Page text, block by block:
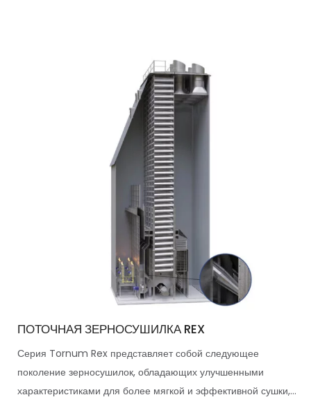
ПОТОЧНАЯ ЗЕРНОСУШИЛКА REX
Серия Tornum Rex представляет собой следующее
поколение зерносушилок, обладающих улучшенными
характеристиками для более мягкой и эффективной сушки,...